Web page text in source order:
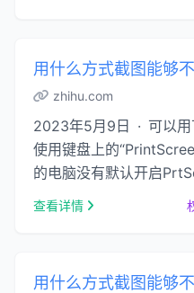
用什么方式截图能够
zhihu.com
2023年5月9日 · 可以用
使用键盘上的
的电脑没有默认开启
去开启。可以按“Win+i”
查看详情
用什么方式截图能够